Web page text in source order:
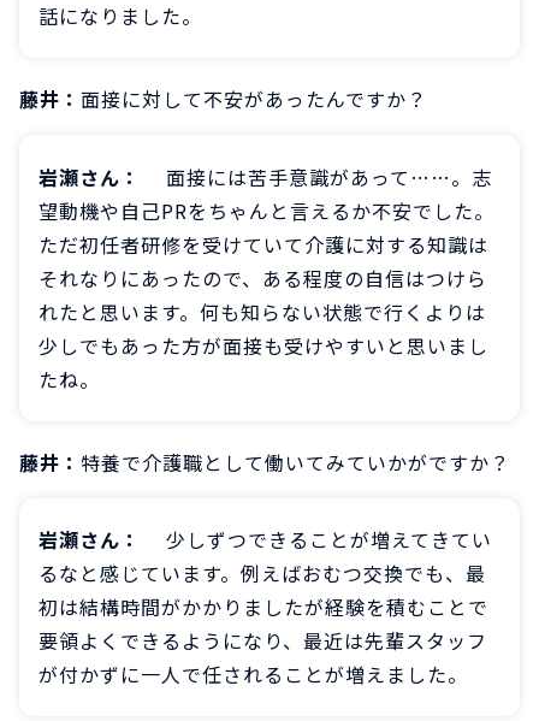
話になりました。
藤井： 面接に対して不安があったんですか？
岩瀬さん：
面接には苦手意識があって……。志
望動機や自己PRをちゃんと言えるか不安でした。
ただ初任者研修を受けていて介護に対する知識は
それなりにあったので、ある程度の自信はつけら
れたと思います。何も知らない状態で行くよりは
少しでもあった方が面接も受けやすいと思いまし
たね。
藤井： 特養で介護職として働いてみていかがですか？
岩瀬さん：
少しずつできることが増えてきてい
るなと感じています。例えばおむつ交換でも、最
初は結構時間がかかりましたが経験を積むことで
要領よくできるようになり、最近は先輩スタッフ
が付かずに一人で任されることが増えました。